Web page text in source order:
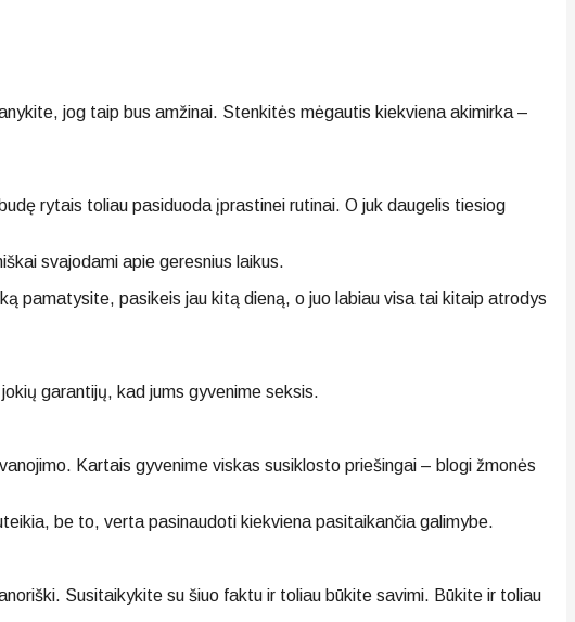
jog taip bus amžinai. Stenkitės mėgautis kiekviena akimirka –
rytais toliau pasiduoda įprastinei rutinai. O juk daugelis tiesiog
svajodami apie geresnius laikus.
pamatysite, pasikeis jau kitą dieną, o juo labiau visa tai kitaip atrodys
garantijų, kad jums gyvenime seksis.
Kartais gyvenime viskas susiklosto priešingai – blogi žmonės
be to, verta pasinaudoti kiekviena pasitaikančia galimybe.
Susitaikykite su šiuo faktu ir toliau būkite savimi. Būkite ir toliau